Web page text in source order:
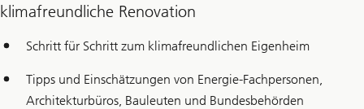
klimafreundliche Renovation
Schritt für Schritt zum klimafreundlichen Eigenheim
Tipps und Einschätzungen von Energie-Fachpersonen,
Architekturbüros, Bauleuten und Bundesbehörden